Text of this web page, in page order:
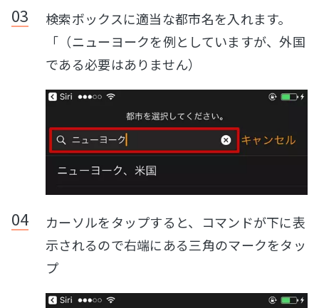
検索ボックスに適当な都市名を入れます。
「（ニューヨークを例としていますが、外国
である必要はありません）
カーソルをタップすると、コマンドが下に表
示されるので右端にある三角のマークをタッ
プ